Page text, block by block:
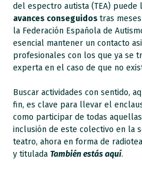
del espectro autista (TEA) puede
avances conseguidostras
la Federación Española de
esencial mantener un contacto
profesionales con los que ya se
experta en el caso de que no
Buscar actividades con sentido,
fin, es clave para llevar el
como participar de todas
inclusión de este colectivo en la
teatro, ahora en forma de
y tituladaTambién estás aquí.